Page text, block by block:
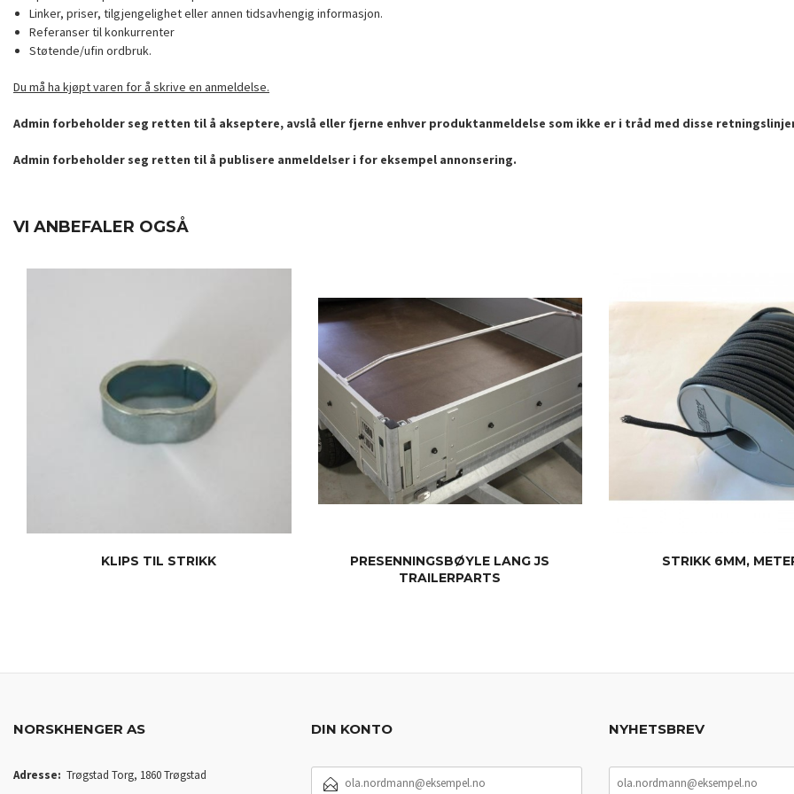
Linker, priser, tilgjengelighet eller annen tidsavhengig informasjon.
Referanser til konkurrenter
Støtende/ufin ordbruk.
Du må ha kjøpt varen for å skrive en anmeldelse.
Admin forbeholder seg retten til å akseptere, avslå eller fjerne enhver produktanmeldelse som ikke er i tråd med disse
Admin forbeholder seg retten til å publisere anmeldelser i for eksempel annonsering.
VI ANBEFALER OGSÅ
KLIPS TIL STRIKK
PRESENNINGSBØYLE LANG JS
TRAILERPARTS
STRIKK 6MM,
NORSKHENGER AS
Adresse: Trøgstad Torg, 1860 Trøgstad
DIN KONTO
POSTADRESSE
NYHETSBREV